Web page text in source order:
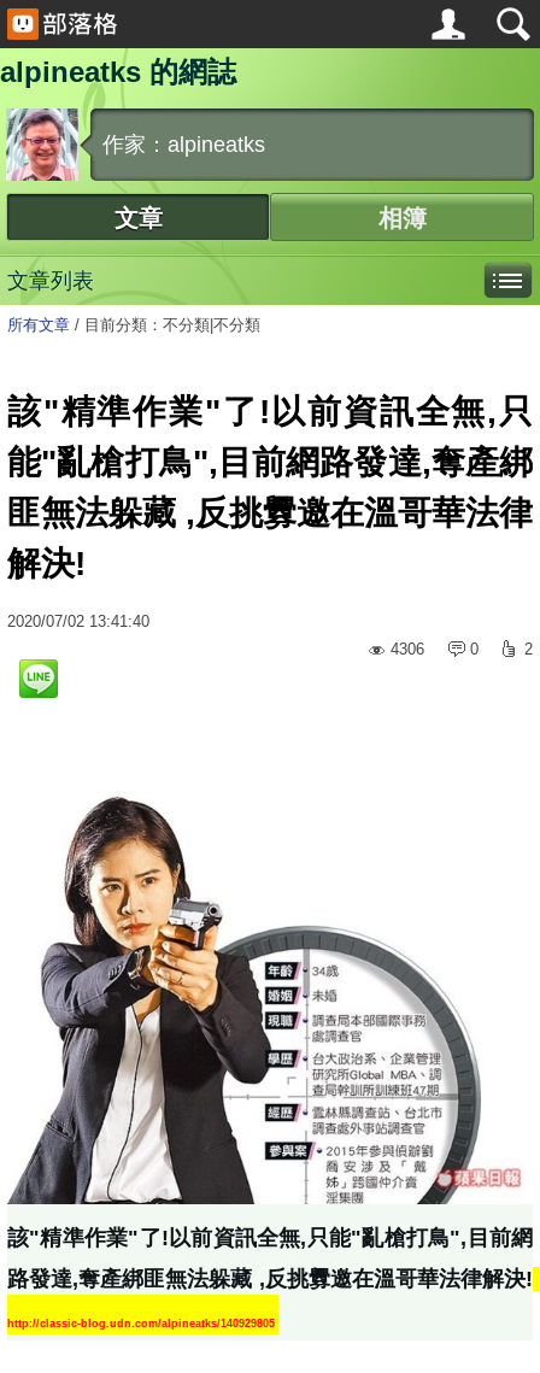
alpineatks 的網誌
作家：alpineatks
文章 相簿
文章列表
所有文章 / 目前分類：不分類|不分類
該"精準作業"了!以前資訊全無,只
能"亂槍打鳥",目前網路發達,奪產綁
匪無法躲藏 ,反挑釁邀在溫哥華法律
解決!
2020/07/02 13:41:40
4306
0 2
該"精準作業"了!以前資訊全無,只能"亂槍打鳥",目前網
路發達,奪產綁匪無法躲藏 ,反挑釁邀在溫哥華法律解決!
http://classic-blog.udn.com/alpineatks/140929805